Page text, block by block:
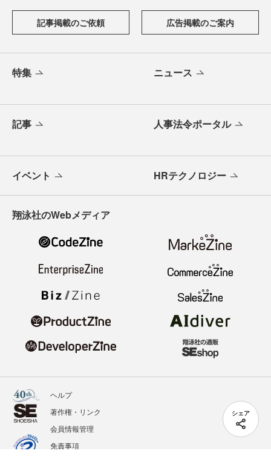
シェア
記事掲載のご依頼 広告掲載のご案内
特集 ニュース
記事 人事法令ポータル
イベント HRテクノロジー
翔泳社のWebメディア
ヘルプ
著作権・リンク
会員情報管理
免責事項